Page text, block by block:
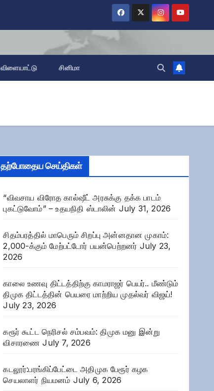
விளையாட்டு சினிமா
தற்போதைய செய்திகள்
“விவசாய விரோத கால்ஷீட் அரசுக்கு தக்க பாடம்
புகட்டுவோம்” – உதயநிதி ஸ்டாலின் July 31, 2026
சிதம்பரத்தில் மாபெரும் சிறப்பு அன்னதான முகாம்:
2,000-க்கும் மேற்பட்டோர் பயன்பெற்றனர் July 23,
2026
காலை உணவு திட்டத்திற்கு காமராஜர் பெயர்.. மீண்டும்
திமுக திட்டத்தின் பெயரை மாற்றிய முதல்வர் விஜய்!
July 23, 2026
கரூர் கூட்ட நெரிசல் சம்பவம்: திமுக மனு இன்று
விசாரணை July 7, 2026
கடலூர்:பரங்கிப்பேட்டை அதிமுக பேரூர் கழக
செயலாளர் நியமனம் July 6, 2026